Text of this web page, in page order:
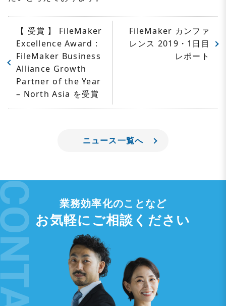
【 受賞 】 FileMaker
Excellence Award :
FileMaker Business
Alliance Growth
Partner of the Year
– North Asia を受賞
FileMaker カンファ
レンス 2019・1日目
レポート
ニュース一覧へ
業務効率化のことなど
お気軽にご相談ください